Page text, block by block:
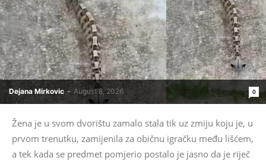
Dejana Mirkovic - August 8, 2026 0
Žena je u svom dvorištu zamalo stala tik uz zmiju koju je, u
prvom trenutku, zamijenila za običnu igračku među lišćem,
a tek kada se predmet pomjerio postalo je jasno da je riječ